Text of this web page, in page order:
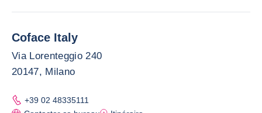
Coface Italy
Via Lorenteggio 240
20147, Milano
+39 02 48335111